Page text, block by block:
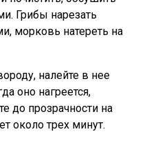
Грибы нарезать
морковь натереть на
налейте в нее
оно нагреется,
до прозрачности на
около трех минут.